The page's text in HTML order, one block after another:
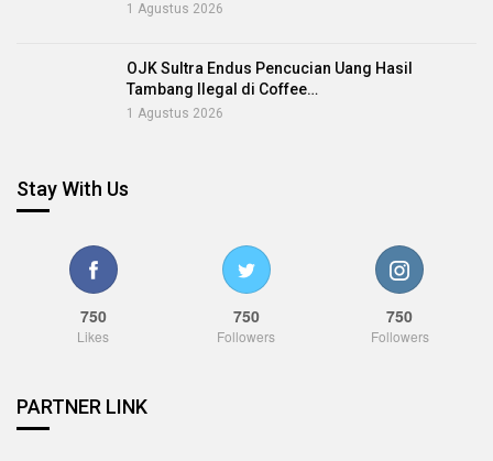
1 Agustus 2026
OJK Sultra Endus Pencucian Uang Hasil
Tambang Ilegal di Coffee…
1 Agustus 2026
Stay With Us
750
Likes
750
Followers
750
Followers
PARTNER LINK